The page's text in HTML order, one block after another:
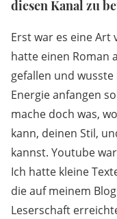
diesen Kanal zu
Erst war es eine Art
hatte einen Roman
gefallen und
Energie anfangen
mache doch was,
kann, deinen Stil,
kannst. Youtube
Ich hatte kleine
die auf meinem
Leserschaft